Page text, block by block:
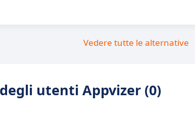
Vedere tutte le alternative
utenti Appvizer (0)